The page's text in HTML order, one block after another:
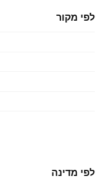
לפי מקור
לפי מדינה